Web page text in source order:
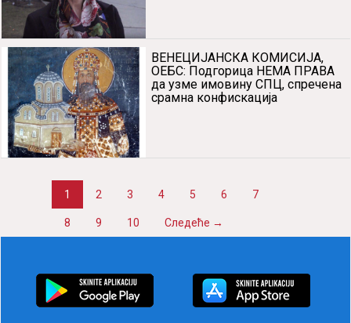
ВЕНЕЦИЈАНСКА КОМИСИЈА,
ОЕБС: Подгорица НЕМА ПРАВА
да узме имовину СПЦ, спречена
срамна конфискација
1 2 3 4 5 6 7
8 9 10 Следеће →